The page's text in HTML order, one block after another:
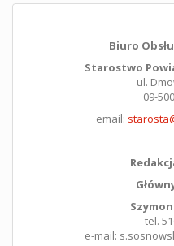
Biuro
Starostwo
ul.
09-
email:
tel.
e-mail: